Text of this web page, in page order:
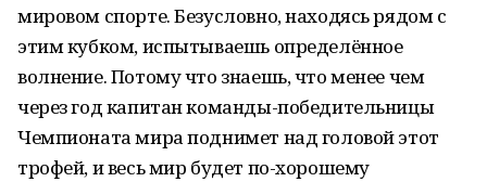
мировом спорте. Безусловно, находясь рядом с
этим кубком, испытываешь определённое
волнение. Потому что знаешь, что менее чем
через год капитан команды-победительницы
Чемпионата мира поднимет над головой этот
трофей, и весь мир будет по-хорошему